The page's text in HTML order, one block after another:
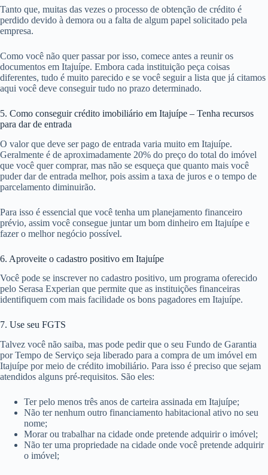
Tanto que, muitas das vezes o processo de obtenção de crédito é
perdido devido à demora ou a falta de algum papel solicitado pela
empresa.
Como você não quer passar por isso, comece antes a reunir os
documentos em Itajuípe. Embora cada instituição peça coisas
diferentes, tudo é muito parecido e se você seguir a lista que já citamos
aqui você deve conseguir tudo no prazo determinado.
5. Como conseguir crédito imobiliário em Itajuípe – Tenha recursos
para dar de entrada
O valor que deve ser pago de entrada varia muito em Itajuípe.
Geralmente é de aproximadamente 20% do preço do total do imóvel
que você quer comprar, mas não se esqueça que quanto mais você
puder dar de entrada melhor, pois assim a taxa de juros e o tempo de
parcelamento diminuirão.
Para isso é essencial que você tenha um planejamento financeiro
prévio, assim você consegue juntar um bom dinheiro em Itajuípe e
fazer o melhor negócio possível.
6. Aproveite o cadastro positivo em Itajuípe
Você pode se inscrever no cadastro positivo, um programa oferecido
pelo Serasa Experian que permite que as instituições financeiras
identifiquem com mais facilidade os bons pagadores em Itajuípe.
7. Use seu FGTS
Talvez você não saiba, mas pode pedir que o seu Fundo de Garantia
por Tempo de Serviço seja liberado para a compra de um imóvel em
Itajuípe por meio de crédito imobiliário. Para isso é preciso que sejam
atendidos alguns pré-requisitos. São eles:
Ter pelo menos três anos de carteira assinada em Itajuípe;
Não ter nenhum outro financiamento habitacional ativo no seu
nome;
Morar ou trabalhar na cidade onde pretende adquirir o imóvel;
Não ter uma propriedade na cidade onde você pretende adquirir
o imóvel;